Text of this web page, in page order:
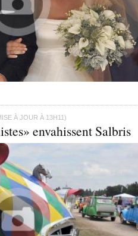
À JOUR À 13H11)
envahissent Salbris